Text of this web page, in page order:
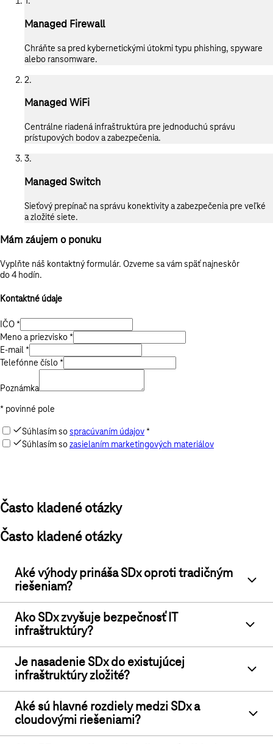
Managed Firewall
Chráňte sa pred kybernetickými útokmi typu phishing, spyware
alebo ransomware.
2.
Managed WiFi
Centrálne riadená infraštruktúra pre jednoduchú správu
prístupových bodov a zabezpečenia.
3.
Managed Switch
Sieťový prepínač na správu konektivity a zabezpečenia pre veľké
a zložité siete.
Mám záujem o ponuku
Vyplňte náš kontaktný formulár. Ozveme sa vám späť najneskôr
do 4 hodín.
Kontaktné údaje
IČO *
Meno a priezvisko *
E-mail *
Telefónne číslo *
Poznámka
* povinné pole
Súhlasím sospracúvaním údajov*
Súhlasím sozasielaním marketingových materiálov
Často kladené otázky
Často kladené otázky
Aké výhody prináša SDx oproti tradičným
riešeniam?
Ako SDx zvyšuje bezpečnosť IT
infraštruktúry?
Je nasadenie SDx do existujúcej
infraštruktúry zložité?
Aké sú hlavné rozdiely medzi SDx a
cloudovými riešeniami?